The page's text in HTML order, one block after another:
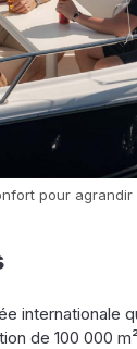
pour agrandir
internationale
de 100 000